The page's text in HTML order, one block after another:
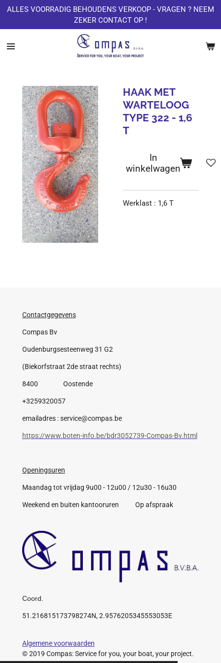
Ga
naar
de
ALLES VOORRADIG BEHOUDENS VERKOOP - VRAGEN ? NEEM
ZEKER CONTACT OP !
HAAK MET
WARTELOOG
TYPE 322 - 1,6
T
In
winkelwagen
Werklast : 1,6 T
Contactgegevens
Compas Bv
Oudenburgsesteenweg 31 G2
(Biekorfstraat 2de straat rechts)
8400 Oostende
+3259320057
emailadres : service@compas.be
https://www.boten-info.be/bdr3052739-Compas-Bv.html
Openingsuren
Maandag tot vrijdag 9u00 - 12u00 / 12u30 - 16u30
Weekend en buiten kantooruren Op afspraak
Coord.
51.216815173798274N, 2.9576205345553053E
Algemene voorwaarden
© 2019 Compas: Service for you, your boat, your project.